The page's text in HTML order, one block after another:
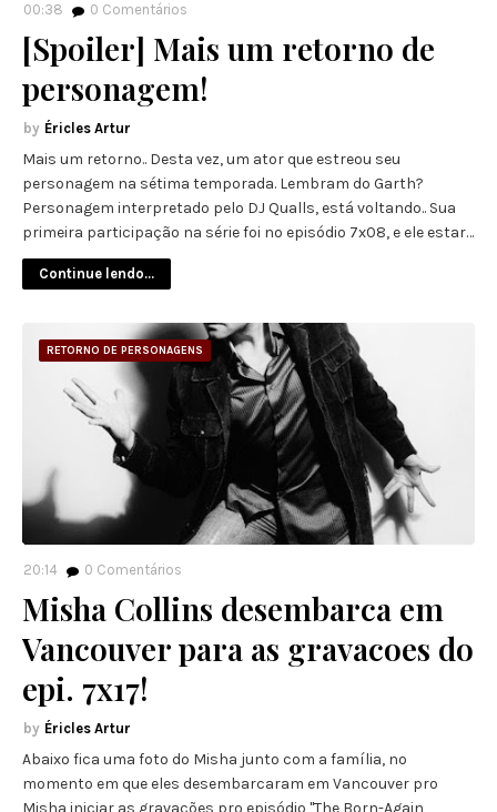
00:38 0 Comentários
[Spoiler] Mais um retorno de
personagem!
Éricles Artur
Mais um retorno.. Desta vez, um ator que estreou seu
personagem na sétima temporada. Lembram do Garth?
Personagem interpretado pelo DJ Qualls, está voltando.. Sua
primeira participação na série foi no episódio 7x08, e ele estar…
Continue lendo...
RETORNO DE PERSONAGENS
20:14 0 Comentários
Misha Collins desembarca em
Vancouver para as gravacoes do
epi. 7x17!
Éricles Artur
Abaixo fica uma foto do Misha junto com a família, no
momento em que eles desembarcaram em Vancouver pro